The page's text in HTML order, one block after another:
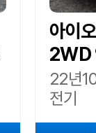
아이
2WD
22년
전기